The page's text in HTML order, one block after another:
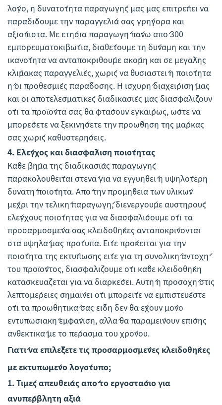
λόγο, η δυνατότητα παραγωγής μας μας επιτρέπει να
παραδίδουμε την παραγγελία σας γρήγορα και
αξιόπιστα. Με ετήσια παραγωγή πάνω από 300
εμπορευματοκιβώτια, διαθέτουμε τη δύναμη και την
ικανότητα να ανταποκριθούμε ακόμη και σε μεγάλης
κλίμακας παραγγελίες, χωρίς να θυσιαστεί η ποιότητα
ή οι προθεσμίες παράδοσης. Η ισχυρή διαχείρισή μας
και οι αποτελεσματικές διαδικασίες μας διασφαλίζουν
ότι τα προϊόντα σας θα φτάσουν εγκαίρως, ώστε να
μπορέσετε να ξεκινήσετε την προώθηση της μάρκας
σας χωρίς καθυστερήσεις.
4. Ελέγχος και διασφάλιση ποιότητας
Κάθε βήμα της διαδικασίας παραγωγής
παρακολουθείται στενά για να εγγυηθεί η υψηλότερη
δυνατή ποιότητα. Από την προμήθεια των υλικών
μέχρι την τελική παραγωγή, διενεργούμε αυστηρούς
ελέγχους ποιότητας για να διασφαλίσουμε ότι τα
προσαρμοσμένα σας κλειδοθήκες ανταποκρίνονται
στα υψηλά μας πρότυπα. Είτε πρόκειται για την
ποιότητα της εκτύπωσης είτε για τη συνολική αντοχή
του προϊόντος, διασφαλίζουμε ότι κάθε κλειδοθήκη
κατασκευάζεται για να διαρκέσει. Αυτή η προσοχή στις
λεπτομέρειες σημαίνει ότι μπορείτε να εμπιστεύεστε
ότι τα προωθητικά σας είδη δεν θα έχουν μόνο
εντυπωσιακή εμφάνιση, αλλά θα παραμείνουν επίσης
ανθεκτικά με το πέρασμα του χρόνου.
Γιατί να επιλέξετε τις προσαρμοσμένες κλειδοθήκες
με εκτυπωμένο λογότυπο;
1. Τιμές απευθείας από το εργοστάσιο για
ανυπέρβλητη αξία